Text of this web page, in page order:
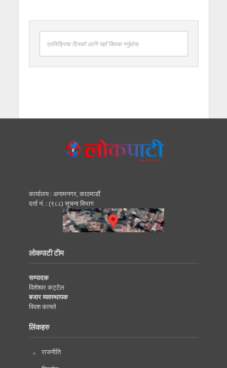
प्रतिक्रिया दिनको लागि यहाँ क्लिक गर्नुहोस्
कार्यालय : अनामनगर, काठमाडाैं
दर्ता नं. : (९८८) सूचना विभाग
लोकपाटी टीम
सम्पादक
विशेश्वर कट्टेल
बजार व्यवस्थापक
विवश काफ्ले
लिंकहरु
राजनीति